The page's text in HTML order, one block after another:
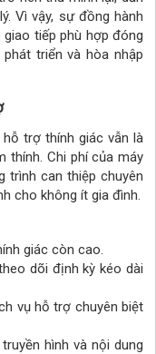
Vì vậy, sự đồng hành
tiếp phù hợp đóng
triển và hòa nhập
trợ thính giác vẫn là
thính. Chi phí của máy
trình can thiệp chuyên
cho không ít gia đình.
giác còn cao.
dõi định kỳ kéo dài
vụ hỗ trợ chuyên biệt
hình và nội dung